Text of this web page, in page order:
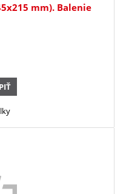
mm). Balenie